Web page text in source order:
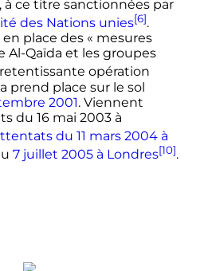
à ce titre sanctionnées par
des Nations unies[6].
place des « mesures
Al-Qaïda et les groupes
retentissante opération
prend place sur le sol
2001. Viennent
du 16 mai 2003 à
du 11 mars 2004 à
7 juillet 2005 à Londres[10].